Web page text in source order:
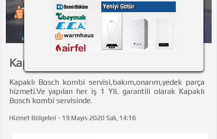
Kapaklı Bosch Kombi Servisi
Kapaklı Bosch kombi servisi,bakım,onarım,yedek parça
hizmeti.Ve yapılan her iş 1 YIL garantili olarak Kapaklı
Bosch kombi servisinde.
Hizmet Bölgeleri - 19 Mayıs 2020 Salı, 14:16